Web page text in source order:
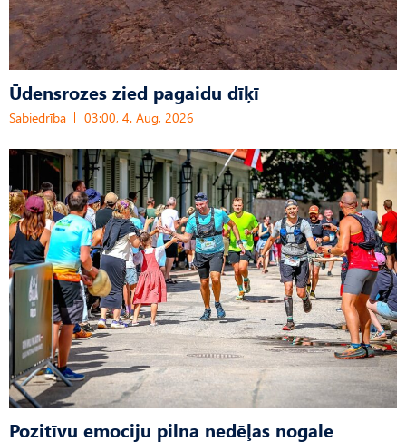
Ūdensrozes zied pagaidu dīķī
Sabiedrība 03:00, 4. Aug, 2026
Pozitīvu emociju pilna nedēļas nogale